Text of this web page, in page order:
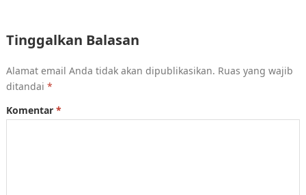
Tinggalkan Balasan
Alamat email Anda tidak akan dipublikasikan. Ruas yang wajib
ditandai *
Komentar *